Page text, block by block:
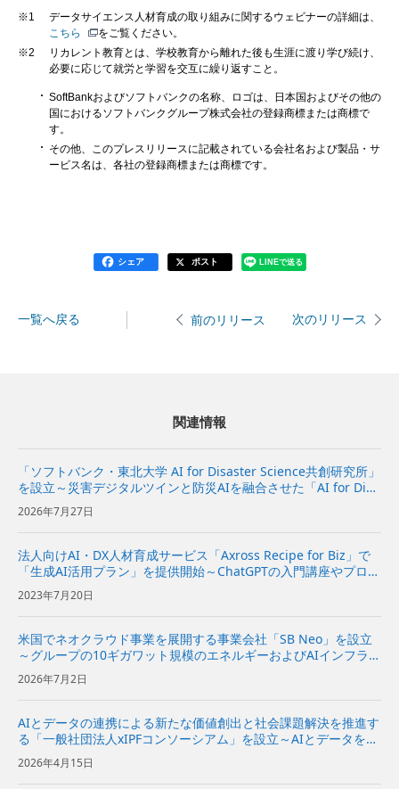
※1
データサイエンス人材育成の取り組みに関するウェビナーの詳細は、
こちら
をご覧ください。
※2
リカレント教育とは、学校教育から離れた後も生涯に渡り学び続け、
必要に応じて就労と学習を交互に繰り返すこと。
SoftBankおよびソフトバンクの名称、ロゴは、日本国およびその他の
国におけるソフトバンクグループ株式会社の登録商標または商標で
す。
その他、このプレスリリースに記載されている会社名および製品・サ
ービス名は、各社の登録商標または商標です。
シェア ポスト LINEで送る
一覧へ戻る 前のリリース 次のリリース
関連情報
「ソフトバンク・東北大学 AI for Disaster Science共創研究所」
を設立～災害デジタルツインと防災AIを融合させた「AI for Disa
ster Science基盤」の研究開発と社会実装を推進～ | 企業・IR |
ソフ...
2026年7月27日
法人向けAI・DX人材育成サービス「Axross Recipe for Biz」で
「生成AI活用プラン」を提供開始～ChatGPTの入門講座やプロン
プト集、AI倫理のコンテンツなどを学習可能～
2023年7月20日
米国でネオクラウド事業を展開する事業会社「SB Neo」を設立
～グループの10ギガワット規模のエネルギーおよびAIインフラを
基に、米国の企業向けにネオクラウドサービスを提供～
2026年7月2日
AIとデータの連携による新たな価値創出と社会課題解決を推進す
る「一般社団法人xIPFコンソーシアム」を設立～AIとデータを分
散環境下で安全かつ柔軟に活用できるAIスペースの実現をめざす
～
2026年4月15日